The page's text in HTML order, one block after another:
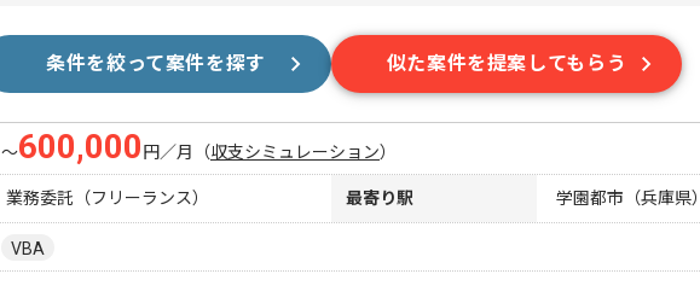
条件を絞って案件を探す 似た案件を提案してもらう
〜600,000 円／月 （収支シミュレーション）
業務委託（フリーランス） 最寄り駅 学園都市（兵庫県）
VBA